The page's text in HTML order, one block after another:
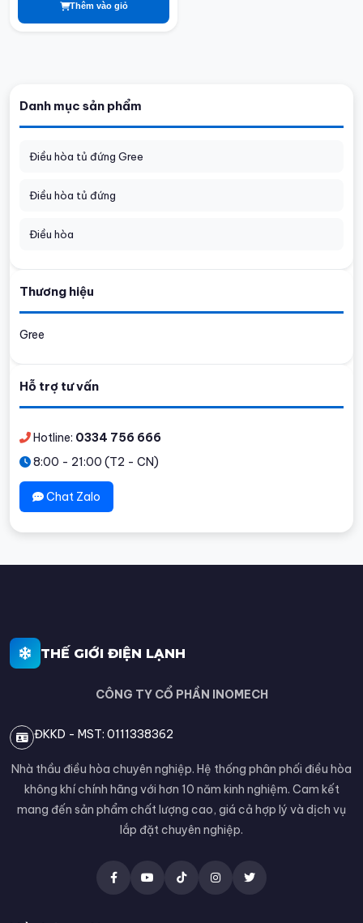
Danh mục sản phẩm
Điều hòa tủ đứng Gree
Điều hòa tủ đứng
Điều hòa
Thương hiệu
Gree
Hỗ trợ tư vấn
Hotline: 0334 756 666
8:00 - 21:00 (T2 - CN)
Chat Zalo
Thêm vào giỏ
THẾ GIỚI ĐIỆN LẠNH
CÔNG TY CỔ PHẦN INOMECH
ĐKKD - MST: 0111338362
Nhà thầu điều hòa chuyên nghiệp. Hệ thống phân phối điều hòa
không khí chính hãng với hơn 10 năm kinh nghiệm. Cam kết
mang đến sản phẩm chất lượng cao, giá cả hợp lý và dịch vụ
lắp đặt chuyên nghiệp.